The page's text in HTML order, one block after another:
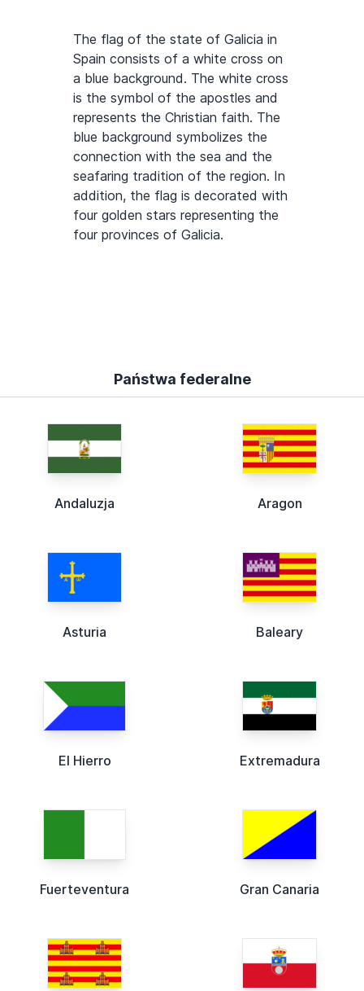
The flag of the state of Galicia in
Spain consists of a white cross on
a blue background. The white cross
is the symbol of the apostles and
represents the Christian faith. The
blue background symbolizes the
connection with the sea and the
seafaring tradition of the region. In
addition, the flag is decorated with
four golden stars representing the
four provinces of Galicia.
Państwa federalne
Andaluzja Aragon
Asturia Baleary
El Hierro Extremadura
Fuerteventura Gran Canaria